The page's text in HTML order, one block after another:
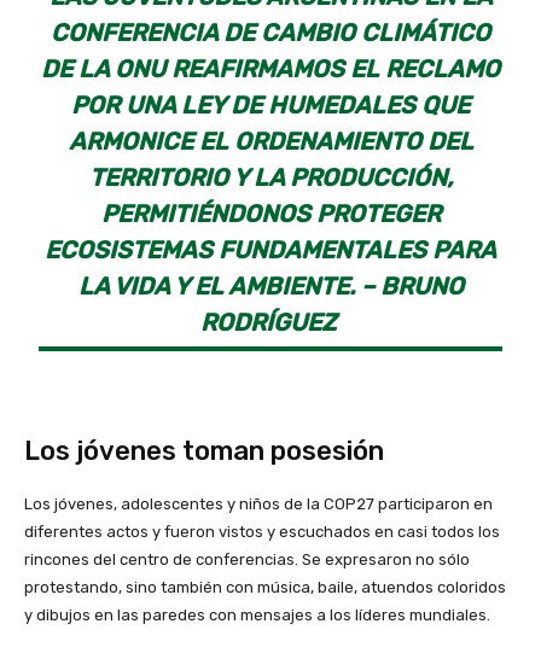
CONFERENCIA DE CAMBIO CLIMÁTICO
DE LA ONU REAFIRMAMOS EL RECLAMO
POR UNA LEY DE HUMEDALES QUE
ARMONICE EL ORDENAMIENTO DEL
TERRITORIO Y LA PRODUCCIÓN,
PERMITIÉNDONOS PROTEGER
ECOSISTEMAS FUNDAMENTALES PARA
LA VIDA Y EL AMBIENTE. – BRUNO
RODRÍGUEZ
Los jóvenes toman posesión
Los jóvenes, adolescentes y niños de la COP27 participaron en
diferentes actos y fueron vistos y escuchados en casi todos los
rincones del centro de conferencias. Se expresaron no sólo
protestando, sino también con música, baile, atuendos coloridos
y dibujos en las paredes con mensajes a los líderes mundiales.